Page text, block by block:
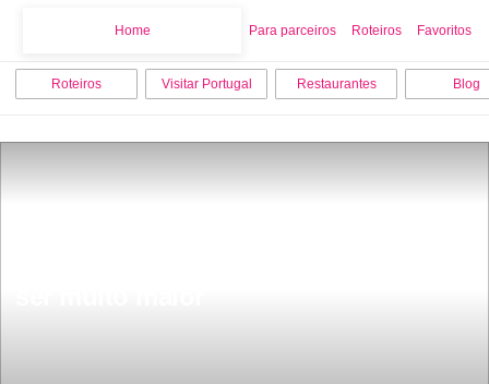
Home Para parceiros Roteiros Favoritos
Roteiros Visitar Portugal Restaurantes Blog